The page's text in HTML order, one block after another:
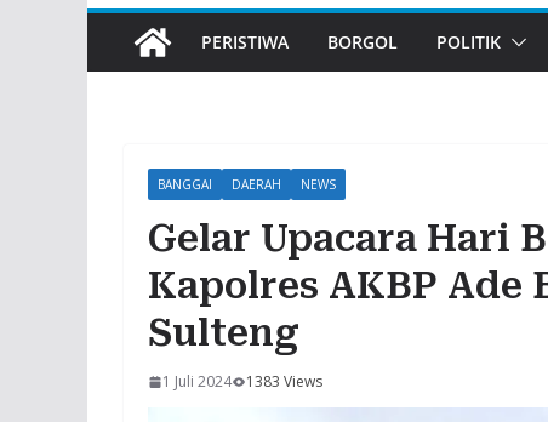
PERISTIWA BORGOL POLITIK
BANGGAI DAERAH NEWS
Gelar Upacara Hari
Kapolres AKBP Ade
Sulteng
1 Juli 2024 1383 Views